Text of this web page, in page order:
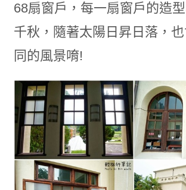
68扇窗戶，每一扇窗戶的造
千秋，隨著太陽日昇日落，
同的風景唷!